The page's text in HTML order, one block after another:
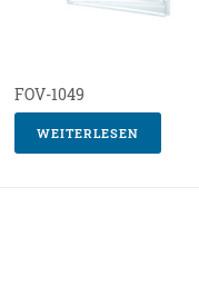
FOV-1049
WEITERLESEN